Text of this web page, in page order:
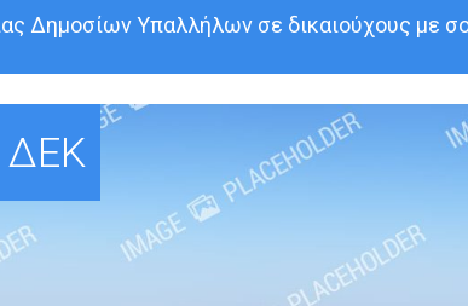
Δημοσίων Υπαλλήλων σε δικαιούχους με
ΔΕΚ